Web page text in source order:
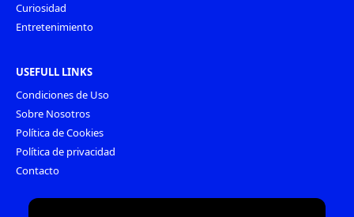
Curiosidad
Entretenimiento
USEFULL LINKS
Condiciones de Uso
Sobre Nosotros
Política de Cookies
Política de privacidad
Contacto